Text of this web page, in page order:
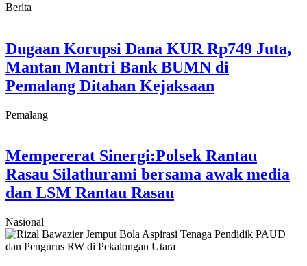
Berita
Dugaan Korupsi Dana KUR Rp749 Juta,
Mantan Mantri Bank BUMN di
Pemalang Ditahan Kejaksaan
Pemalang
Mempererat Sinergi:Polsek Rantau
Rasau Silathurami bersama awak media
dan LSM Rantau Rasau
Nasional